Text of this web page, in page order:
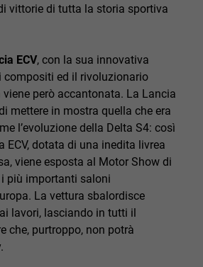
vittorie di tutta la storia sportiva
ECV, con la sua innovativa
compositi ed il rivoluzionario
però accantonata. La Lancia
mettere in mostra quella che era
l’evoluzione della Delta S4: così
ECV, dotata di una inedita livrea
viene esposta al Motor Show di
più importanti saloni
La vettura sbalordisce
lavori, lasciando in tutti il
che, purtroppo, non potrà